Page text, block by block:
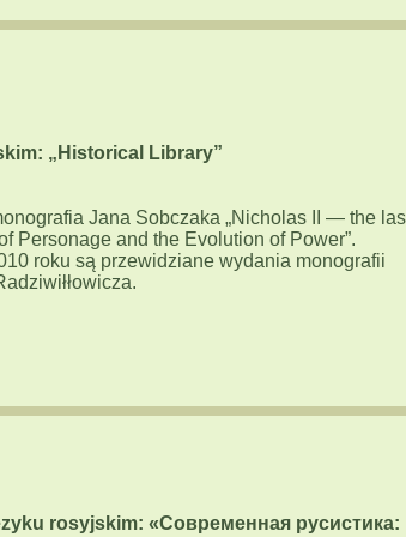
„Historical Library”
Jana Sobczaka „Nicholas II — the
Personage and the Evolution of Power”.
roku są przewidziane wydania monografii
rosyjskim: «Современная русистика: